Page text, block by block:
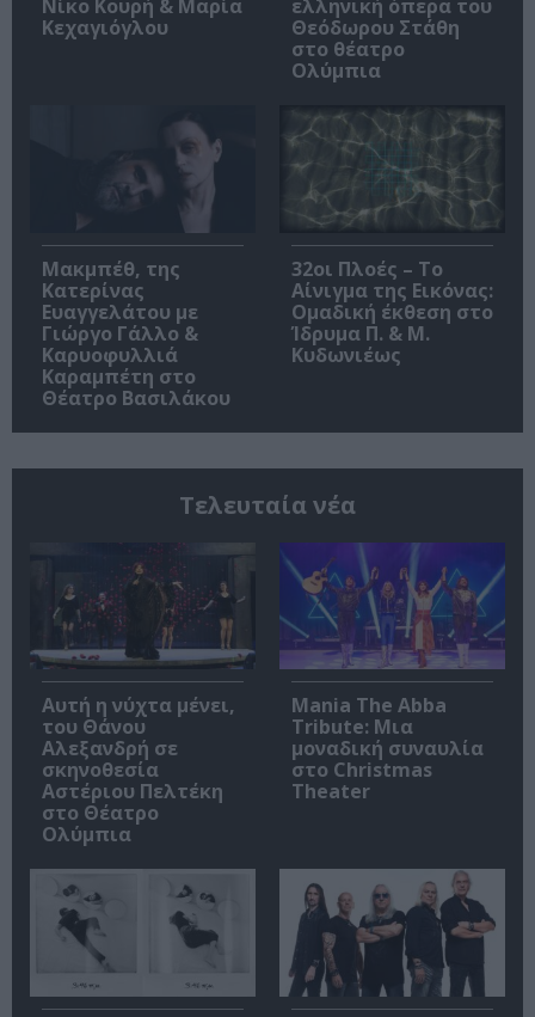
Νίκο Κουρή & Μαρία
Κεχαγιόγλου
ελληνική όπερα του
Θεόδωρου Στάθη
στο θέατρο
Ολύμπια
Μακμπέθ, της
Κατερίνας
Ευαγγελάτου με
Γιώργο Γάλλο &
Καρυοφυλλιά
Καραμπέτη στο
Θέατρο Βασιλάκου
32οι Πλοές – Το
Αίνιγμα της Εικόνας:
Ομαδική έκθεση στο
Ίδρυμα Π. & Μ.
Κυδωνιέως
Τελευταία νέα
Αυτή η νύχτα μένει,
του Θάνου
Αλεξανδρή σε
σκηνοθεσία
Αστέριου Πελτέκη
στο Θέατρο
Ολύμπια
Mania The Abba
Tribute: Μια
μοναδική συναυλία
στο Christmas
Theater